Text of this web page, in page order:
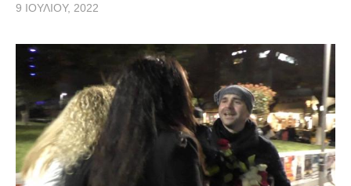
9 ΙΟΥΛΊΟΥ, 2022